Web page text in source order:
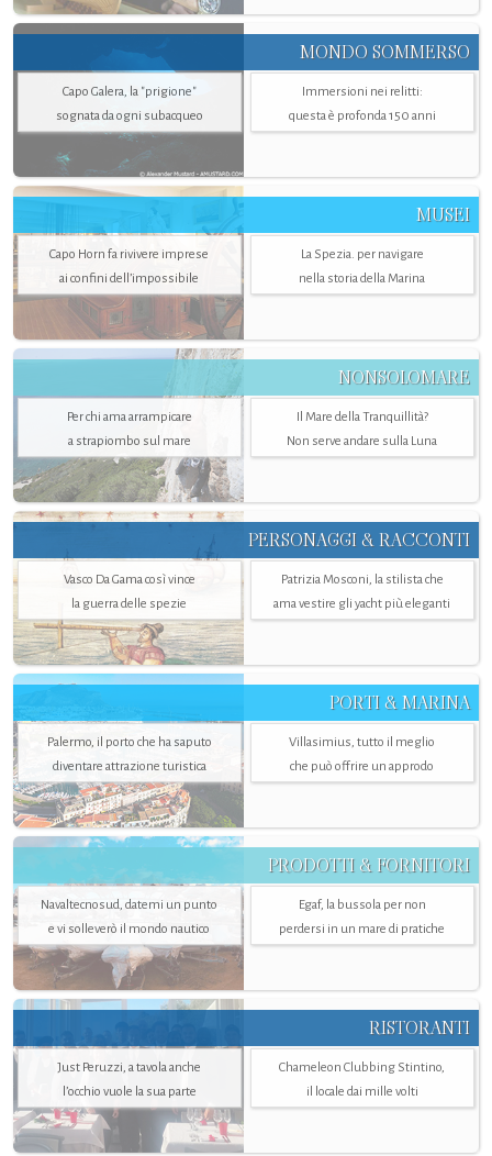
MONDO SOMMERSO
Capo Galera, la "prigione"
sognata da ogni subacqueo
Immersioni nei relitti:
questa è profonda 150 anni
MUSEI
Capo Horn fa rivivere imprese
ai confini dell’impossibile
La Spezia. per navigare
nella storia della Marina
NONSOLOMARE
Per chi ama arrampicare
a strapiombo sul mare
Il Mare della Tranquillità?
Non serve andare sulla Luna
PERSONAGGI & RACCONTI
Vasco Da Gama così vince
la guerra delle spezie
Patrizia Mosconi, la stilista che
ama vestire gli yacht più eleganti
PORTI & MARINA
Palermo, il porto che ha saputo
diventare attrazione turistica
Villasimius, tutto il meglio
che può offrire un approdo
PRODOTTI & FORNITORI
Navaltecnosud, datemi un punto
e vi solleverò il mondo nautico
Egaf, la bussola per non
perdersi in un mare di pratiche
RISTORANTI
Just Peruzzi, a tavola anche
l’occhio vuole la sua parte
Chameleon Clubbing Stintino,
il locale dai mille volti